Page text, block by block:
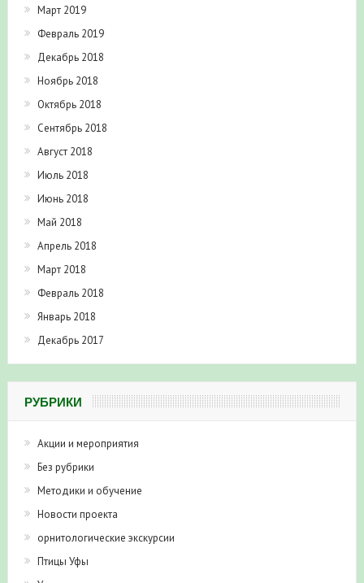
Март 2019
Февраль 2019
Декабрь 2018
Ноябрь 2018
Октябрь 2018
Сентябрь 2018
Август 2018
Июль 2018
Июнь 2018
Май 2018
Апрель 2018
Март 2018
Февраль 2018
Январь 2018
Декабрь 2017
РУБРИКИ
Акции и мероприятия
Без рубрики
Методики и обучение
Новости проекта
орнитологические экскурсии
Птицы Уфы